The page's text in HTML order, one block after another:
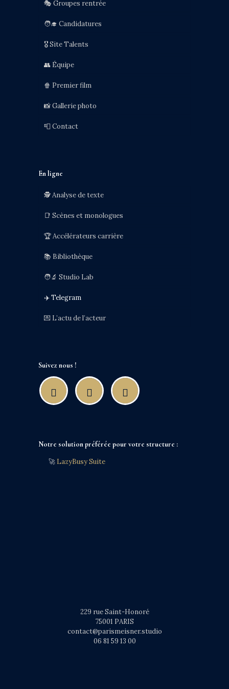
🎭 Groupes rentrée
🧑‍🎓 Candidatures
🎖️ Site Talents
👥 Équipe
🍿 Premier film
📸 Gallerie photo
📮 Contact
En ligne
🕵️ Analyse de texte
📑 Scènes et monologues
🏆 Accélérateurs carrière
📚 Bibliothèque
🧑‍🔬 Studio Lab
✈️ Telegram
💌 L’actu de l’acteur
Suivez nous !
Notre solution préférée pour votre structure :
🚀 LazyBusy Suite
229 rue Saint-Honoré
75001 PARIS
contact@parismeisner.studio
06 81 59 13 00